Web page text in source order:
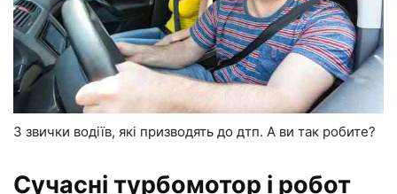
3 звички водіїв, які призводять до дтп. А ви так робите?
Сучасні турбомотор і робот